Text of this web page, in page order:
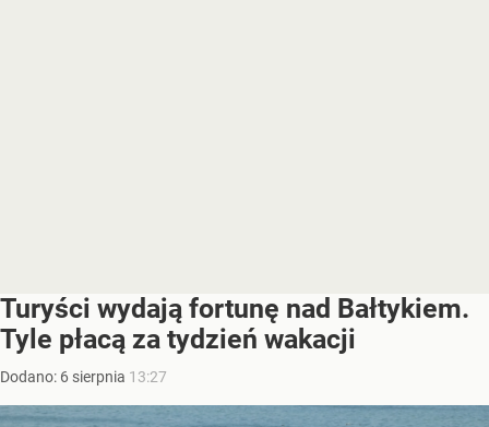
Turyści wydają fortunę nad Bałtykiem.
Tyle płacą za tydzień wakacji
Dodano: 6 sierpnia 13:27